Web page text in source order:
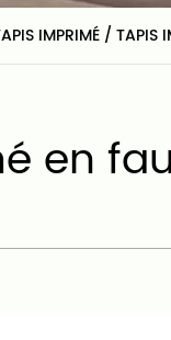
IMPRIMÉ / ‎TAPIS
en